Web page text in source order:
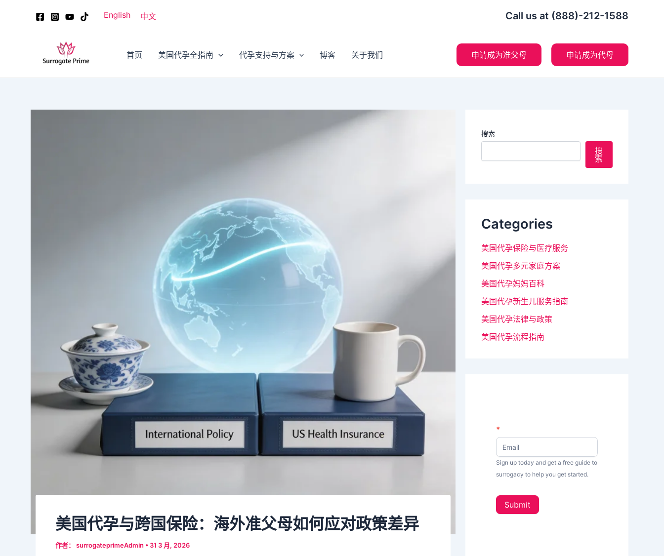
English 中文 Call us at (888)-212-1588
首页 美国代孕全指南 代孕支持与方案 博客 关于我们 申请成为准父母 申请成为代母
美国代孕与跨国保险：海外准父母如何应对政策差异
作者： surrogateprimeAdmin • 31 3 月, 2026
navigation
搜索
搜
索
Categories
美国代孕保险与医疗服务
美国代孕多元家庭方案
美国代孕妈妈百科
美国代孕新生儿服务指南
美国代孕法律与政策
美国代孕流程指南
N
e
s
e
t
*
Sign up today and get a free guide to
surrogacy to help you get started.
Submit
如
你
人
类